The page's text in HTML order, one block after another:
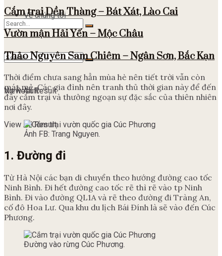
No Result
View All Result
Về chúng tôi
No Result
View All Result
Cắm trại Dền Thàng – Bát Xát, Lào Cai
Vườn mận Hải Yến – Mộc Châu
Thảo Nguyên Sam Chiêm – Ngân Sơn, Bắc Kạn
Thời điểm chưa sang hẳn mùa hè nên tiết trời vẫn còn
mát mẻ. Các gia đình nên tranh thủ thời gian này để đến
đây cắm trại và thưởng ngoạn sự đặc sắc của thiên nhiên
nơi đây.
Ảnh FB: Trang Nguyen.
1. Đường đi
Từ Hà Nội các bạn di chuyển theo hướng đường cao tốc
Ninh Bình. Đi hết đường cao tốc rẽ thì rẽ vào tp Ninh
Bình. Đi vào đường QL1A và rẽ theo đường đi Tràng An,
cố đô Hoa Lư. Qua khu du lịch Bái Đính là sẽ vào đến Cúc
Phương.
Đường vào rừng Cúc Phương.